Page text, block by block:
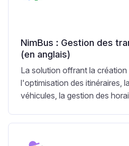
NimBus : Gestion des
(en anglais)
La solution offrant la création
l'optimisation des itinéraires,
véhicules, la gestion des